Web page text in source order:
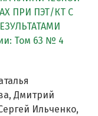
ПРИ ПЭТ/КТ С
Том 63 № 4
Дмитрий
Ильченко,